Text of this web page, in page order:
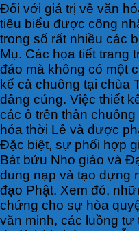
Đối với giá trị về văn
tiêu biểu được công
trong số rất nhiều các
Mụ. Các họa tiết trang
đáo mà không có một
kể cả chuông tại chùa
dâng cúng. Việc thiết
các ô trên thân
hóa thời Lê và được
Đặc biệt, sự phối hợp
Bát bửu Nho giáo và
dung nạp và tạo dựng
đạo Phật. Xem đó,
chứng cho sự hòa
văn minh, các luồng